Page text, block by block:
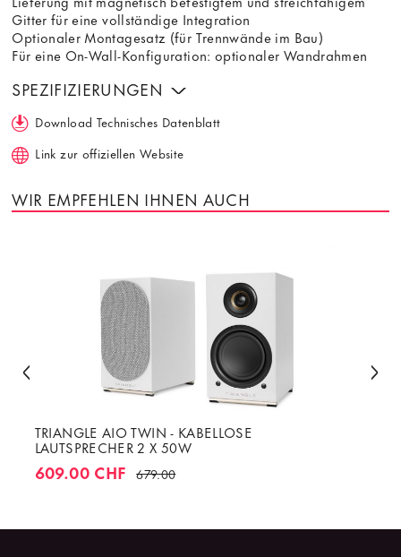
Gitter für eine vollständige Integration
Optionaler Montagesatz (für Trennwände im Bau)
Für eine On-Wall-Konfiguration: optionaler Wandrahmen
SPEZIFIZIERUNGEN
Download Technisches Datenblatt
Link zur offiziellen Website
WIR EMPFEHLEN IHNEN AUCH
TRIANGLE AIO TWIN - KABELLOSE
LAUTSPRECHER 2 X 50W
609.00 CHF 679.00